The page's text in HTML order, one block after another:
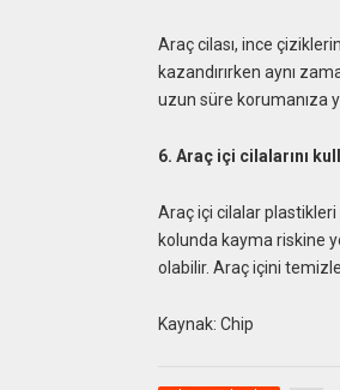
Araç cilası, ince
kazandırırken aynı
uzun süre korumanıza
6. Araç içi cilalarını
Araç içi cilalar plastikleri
kolunda kayma riskine
olabilir. Araç içini
Kaynak: Chip